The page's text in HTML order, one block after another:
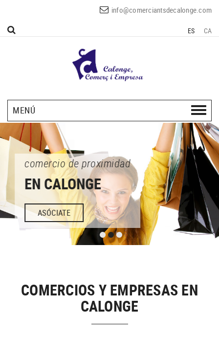
info@comerciantsdecalonge.com
ES CA
MENÚ
comercio de proximidad
EN CALONGE
ASÓCIATE
COMERCIOS Y EMPRESAS EN
CALONGE